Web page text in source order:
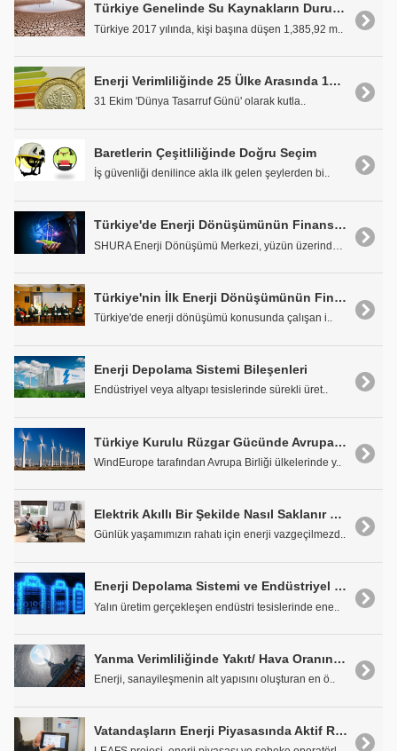
Türkiye Genelinde Su Kaynakların Durumu
Türkiye 2017 yılında, kişi başına düşen 1,385,92 m..
Enerji Verimliliğinde 25 Ülke Arasında 16. Sıradayız
31 Ekim 'Dünya Tasarruf Günü' olarak kutla..
Baretlerin Çeşitliliğinde Doğru Seçim
İş güvenliği denilince akla ilk gelen şeylerden bi..
Türkiye'de Enerji Dönüşümünün Finansmanı
Türkiye'nin İlk Enerji Dönüşümünün Finansmanı Raporu Açıklandı
Türkiye'de enerji dönüşümü konusunda çalışan i..
Enerji Depolama Sistemi Bileşenleri
Endüstriyel veya altyapı tesislerinde sürekli üret..
Türkiye Kurulu Rüzgar Gücünde Avrupa'da Yedinci Sırada
WindEurope tarafından Avrupa Birliği ülkelerinde y..
Elektrik Akıllı Bir Şekilde Nasıl Saklanır ve Kullanılır
Günlük yaşamımızın rahatı için enerji vazgeçilmezd..
Enerji Depolama Sistemi ve Endüstriyel Uygulamalar
Yalın üretim gerçekleşen endüstri tesislerinde ene..
Yanma Verimliliğinde Yakıt/ Hava Oranının Önemi
Enerji, sanayileşmenin alt yapısını oluşturan en ö..
Vatandaşların Enerji Piyasasında Aktif Rol Almasını Nasıl Sağlayabiliriz?